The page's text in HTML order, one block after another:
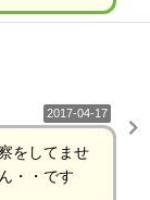
2017-04-17
をしてませ
・・です